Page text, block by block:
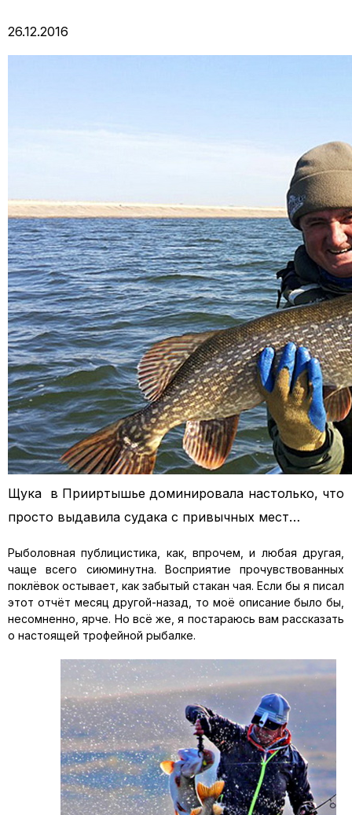
26.12.2016
Щука в Прииртышье доминировала настолько, что
просто выдавила судака с привычных мест…
Рыболовная публицистика, как, впрочем, и любая другая,
чаще всего сиюминутна. Восприятие прочувствованных
поклёвок остывает, как забытый стакан чая. Если бы я писал
этот отчёт месяц другой-назад, то моё описание было бы,
несомненно, ярче. Но всё же, я постараюсь вам рассказать
о настоящей трофейной рыбалке.